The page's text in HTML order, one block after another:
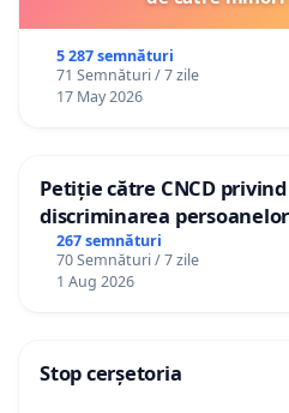
5 287 semnături
71 Semnături / 7 zile
17 May 2026
Petiție către CNCD
discriminarea
către utilizatorul TikTok
267 semnături
70 Semnături / 7 zile
1 Aug 2026
Stop cerșetoria